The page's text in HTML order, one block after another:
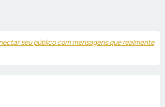
seu público com mensagens que realmente